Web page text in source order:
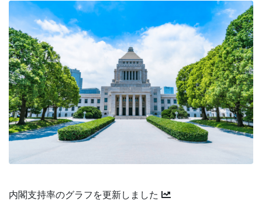
内閣支持率のグラフを更新しました